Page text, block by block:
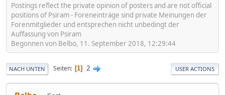
Postings reflect the private opinion of posters and are not official
positions of Psiram - Foreneinträge sind private Meinungen der
Forenmitglieder und entsprechen nicht unbedingt der
Auffassung von Psiram
Begonnen von Belbo, 11. September 2018, 12:29:44
NACH UNTEN Seiten 1 2 USER ACTIONS